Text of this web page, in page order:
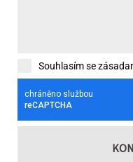
Souhlasím se